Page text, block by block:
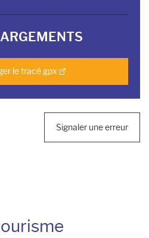
le tracé gpx
Signaler une erreur